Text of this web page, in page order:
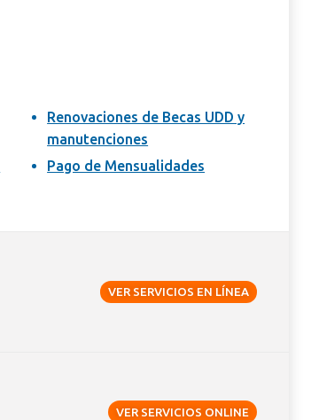
Renovaciones de Becas UDD y
manutenciones
Pago de Mensualidades
VER SERVICIOS EN LÍNEA
VER SERVICIOS ONLINE